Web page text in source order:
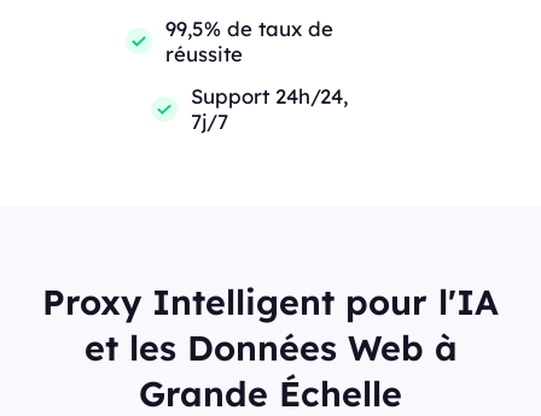
99,5% de taux de
réussite
Support 24h/24,
7j/7
Proxy Intelligent pour l'IA
et les Données Web à
Grande Échelle